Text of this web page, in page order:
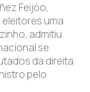
Feijóo,
uma
admitiu
se
da direita
pelo